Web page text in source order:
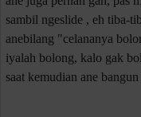
sambil ngeslide , eh tiba-
anebilang "celananya
iyalah bolong, kalo gak
saat kemudian ane